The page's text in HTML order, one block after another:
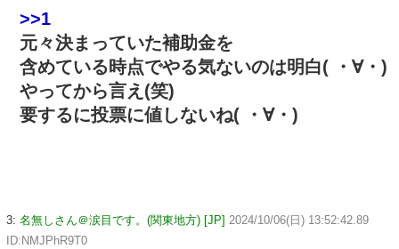
>>1
元々決まっていた補助金を
含めている時点でやる気ないのは明白( ・∀・)
やってから言え(笑)
要するに投票に値しないね( ・∀・)
3: 名無しさん＠涙目です。(関東地方) [JP] 2024/10/06(日) 13:52:42.89
ID:NMJPhR9T0